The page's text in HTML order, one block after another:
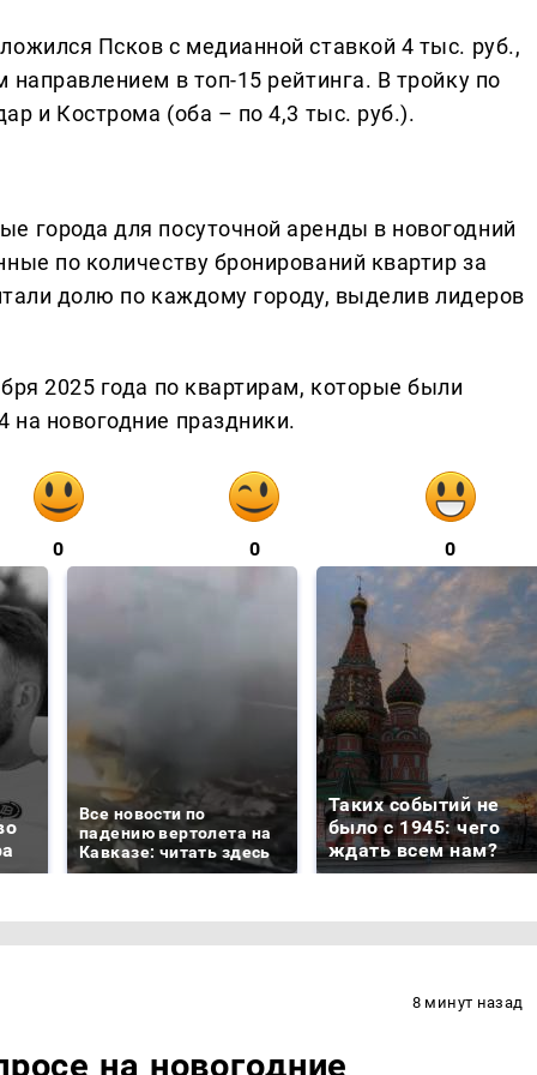
Псков с медианной ставкой 4 тыс. руб.,
в топ-15 рейтинга. В тройку по
и Кострома (оба – по 4,3 тыс. руб.).
города для посуточной аренды в новогодний
по количеству бронирований квартир за
долю по каждому городу, выделив лидеров
2025 года по квартирам, которые были
новогодние праздники.
0 0 0
Все новости по
падению вертолета на
Кавказе: читать здесь
Таких событий не
было с 1945: чего
ждать всем нам?
8 минут назад
на новогодние